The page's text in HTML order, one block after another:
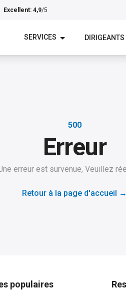
Excellent: 4,9/5
SERVICES DIRIGEANTS
500
Erreur
erreur est survenue, Veuillez
Retour à la page d'accueil →
populaires